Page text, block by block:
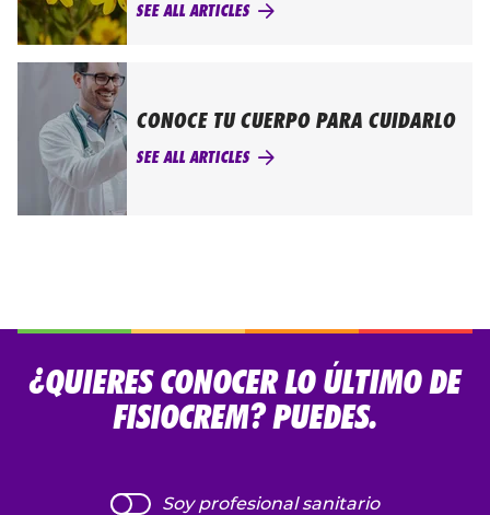
SEE ALL ARTICLES
CONOCE TU CUERPO PARA CUIDARLO
SEE ALL ARTICLES
¿QUIERES CONOCER LO ÚLTIMO DE
FISIOCREM? PUEDES.
Soy profesional sanitario